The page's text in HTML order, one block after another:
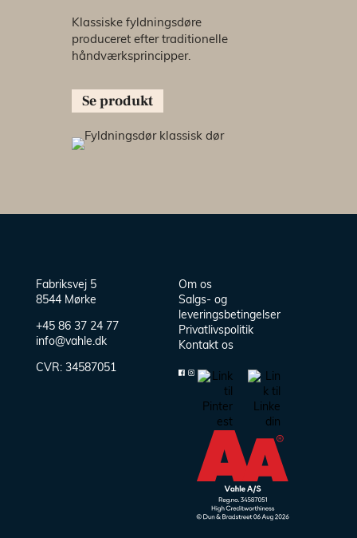
Klassiske fyldningsdøre
produceret efter traditionelle
håndværksprincipper.
Se produkt
Fabriksvej 5
8544 Mørke
+45 86 37 24 77
info@vahle.dk
CVR: 34587051
Om os
Salgs- og
leveringsbetingelser
Privatlivspolitik
Kontakt os